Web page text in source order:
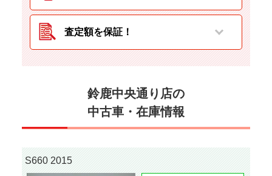
査定額を保証！
鈴鹿中央通り店の
中古車・在庫情報
S660 2015